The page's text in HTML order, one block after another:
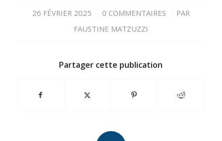
26 FÉVRIER 2025
/ 0 COMMENTAIRES
/
PAR
FAUSTINE MATZUZZI
Partager cette publication